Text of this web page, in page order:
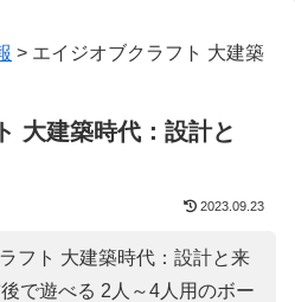
> エイジオブクラフト 大建築
大建築時代：設計と
2023.09.23
フト 大建築時代：設計と来
で遊べる 2人～4人用のボー